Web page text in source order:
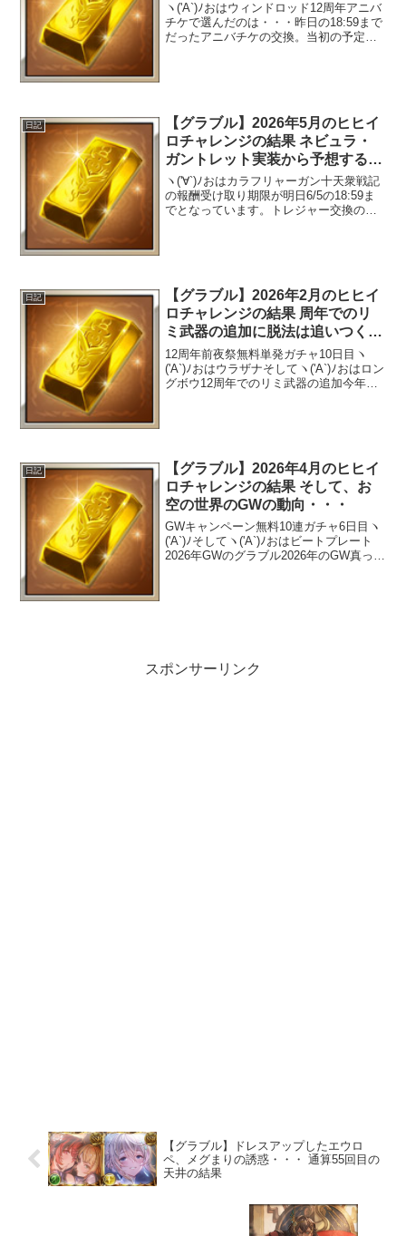
ヽ('A`)ﾉおはウィンドロッド12周年アニバ
チケで選んだのは・・・昨日の18:59まで
だったアニバチケの交換。当初の予定通
日記
【グラブル】2026年5月のヒヒイ
ロチャレンジの結果 ネビュラ・
ガントレット実装から予想する
と、今後のヒヒの需要が更に上が
りそう
ヽ('∀`)ﾉおはカラフリャーガン十天衆戦記
の報酬受け取り期限が明日6/5の18:59ま
でとなっています。トレジャー交換のし
日記
【グラブル】2026年2月のヒヒイ
ロチャレンジの結果 周年でのリ
ミ武器の追加に脱法は追いつくの
か
12周年前夜祭無料単発ガチャ10日目ヽ
('A`)ﾉおはウラザナそしてヽ('A`)ﾉおはロン
グボウ12周年でのリミ武器の追加今年初
日記
【グラブル】2026年4月のヒヒイ
ロチャレンジの結果 そして、お
空の世界のGWの動向・・・
GWキャンペーン無料10連ガチャ6日目ヽ
('A`)ﾉそしてヽ('A`)ﾉおはビートプレート
2026年GWのグラブル2026年のGW真っ只
スポンサーリンク
【グラブル】ドレスアップしたエウロ
ペ、メグまりの誘惑・・・ 通算55回目の
天井の結果